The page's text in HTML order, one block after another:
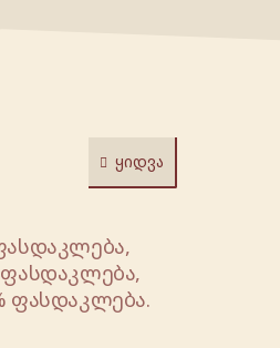
ᲧᲘᲓᲕᲐ
ფასდაკლება,
ფასდაკლება.